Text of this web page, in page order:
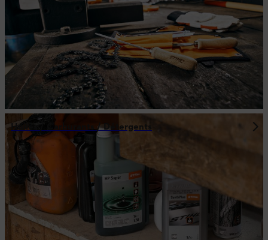
Huiles / Carburants / Détergents